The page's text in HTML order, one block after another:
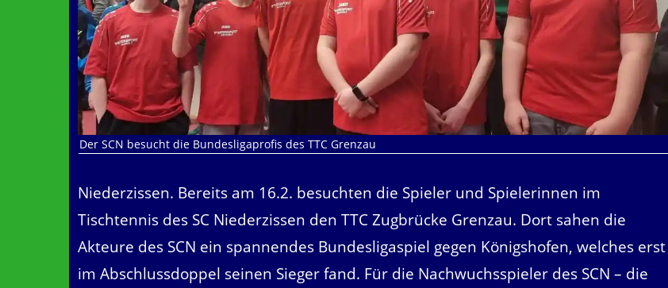
Der SCN besucht die Bundesligaprofis des TTC Grenzau
Niederzissen. Bereits am 16.2. besuchten die Spieler und Spielerinnen im
Tischtennis des SC Niederzissen den TTC Zugbrücke Grenzau. Dort sahen die
Akteure des SCN ein spannendes Bundesligaspiel gegen Königshofen, welches erst
im Abschlussdoppel seinen Sieger fand. Für die Nachwuchsspieler des SCN – die